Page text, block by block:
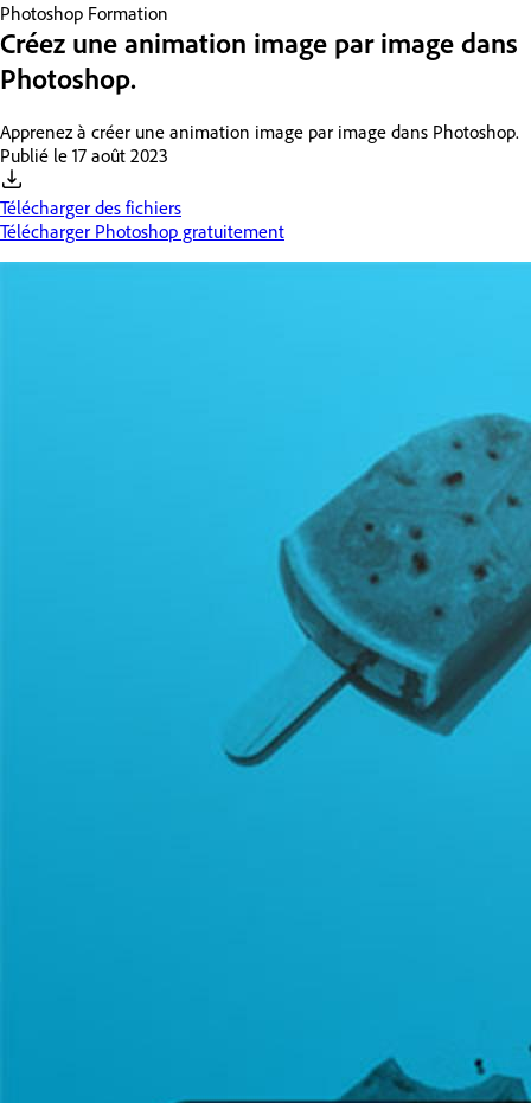
Photoshop Formation
Créez une animation image par image dans
Photoshop.
Apprenez à créer une animation image par image dans Photoshop.
Publié le 17 août 2023
Télécharger des fichiers
Télécharger Photoshop gratuitement